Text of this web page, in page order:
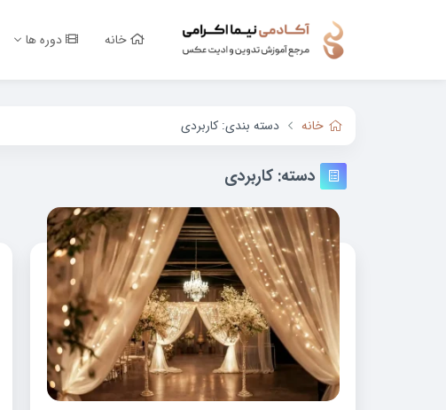
خانه دوره ها
خانه دسته بندی: کاربردی
دسته:کاربردی